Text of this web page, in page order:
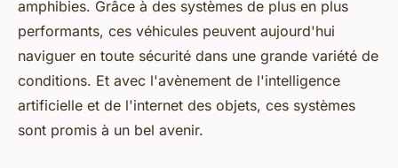
amphibies. Grâce à des systèmes de plus en plus
performants, ces véhicules peuvent aujourd'hui
naviguer en toute sécurité dans une grande variété de
conditions. Et avec l'avènement de l'intelligence
artificielle et de l'internet des objets, ces systèmes
sont promis à un bel avenir.